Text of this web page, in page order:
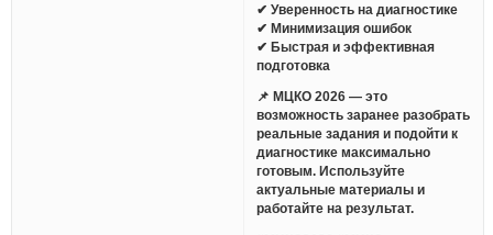
✔ Уверенность на диагностике
✔ Минимизация ошибок
✔ Быстрая и эффективная
подготовка
📌 МЦКО 2026 — это
возможность заранее разобрать
реальные задания и подойти к
диагностике максимально
готовым. Используйте
актуальные материалы и
работайте на результат.